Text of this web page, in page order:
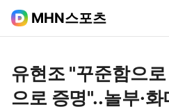
MHN스포츠
유현조 "꾸준함으
으로 증명"..놀부·